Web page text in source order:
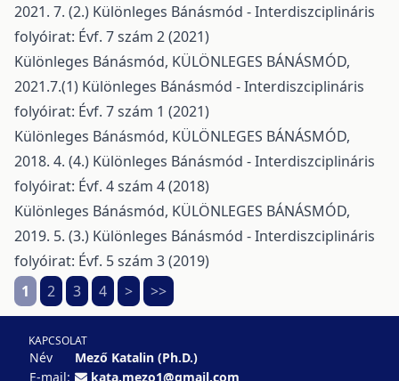
2021. 7. (2.) Különleges Bánásmód - Interdiszciplináris
folyóirat: Évf. 7 szám 2 (2021)
Különleges Bánásmód, KÜLÖNLEGES BÁNÁSMÓD,
2021.7.(1) Különleges Bánásmód - Interdiszciplináris
folyóirat: Évf. 7 szám 1 (2021)
Különleges Bánásmód, KÜLÖNLEGES BÁNÁSMÓD,
2018. 4. (4.) Különleges Bánásmód - Interdiszciplináris
folyóirat: Évf. 4 szám 4 (2018)
Különleges Bánásmód, KÜLÖNLEGES BÁNÁSMÓD,
2019. 5. (3.) Különleges Bánásmód - Interdiszciplináris
folyóirat: Évf. 5 szám 3 (2019)
1
2 3 4 > >>
KAPCSOLAT
Név
Mező Katalin (Ph.D.)
E-mail:
kata.mezo1@gmail.com